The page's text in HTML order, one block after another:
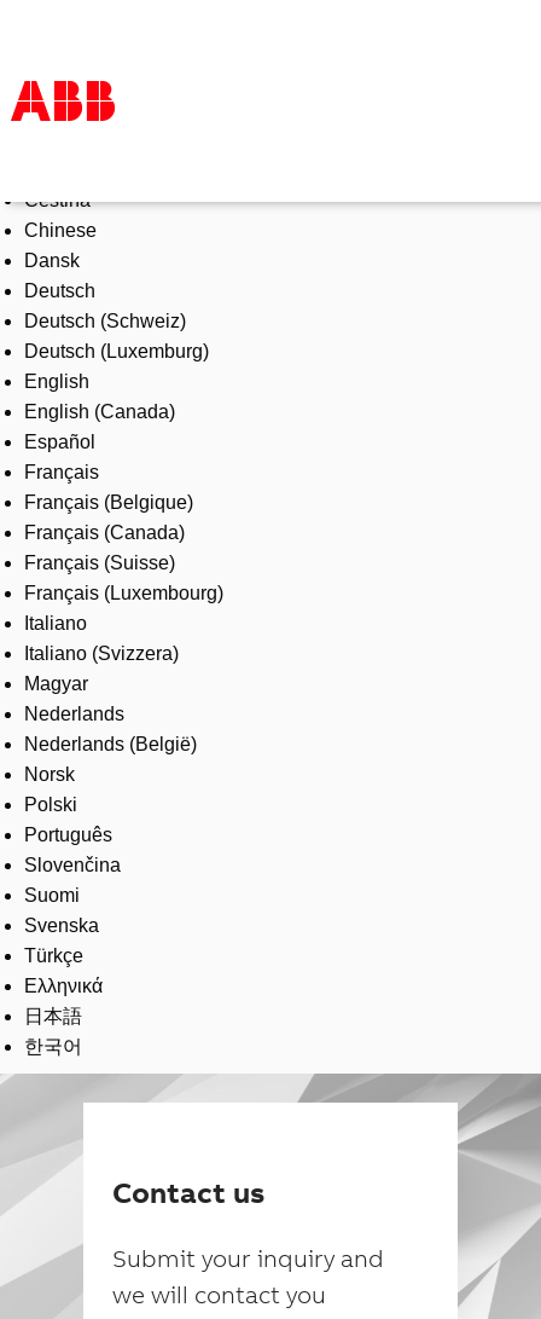
Products & Solutions
Industries
Services
About us
Where to buy
Contact us
Careers
Čeština
Chinese
Dansk
Deutsch
Deutsch (Schweiz)
Deutsch (Luxemburg)
English
English (Canada)
Español
Français
Français (Belgique)
Français (Canada)
Français (Suisse)
Français (Luxembourg)
Italiano
Italiano (Svizzera)
Magyar
Nederlands
Nederlands (België)
Norsk
Polski
Português
Slovenčina
Suomi
Svenska
Türkçe
Ελληνικά
日本語
한국어
Contact us
Submit your inquiry and
we will contact you